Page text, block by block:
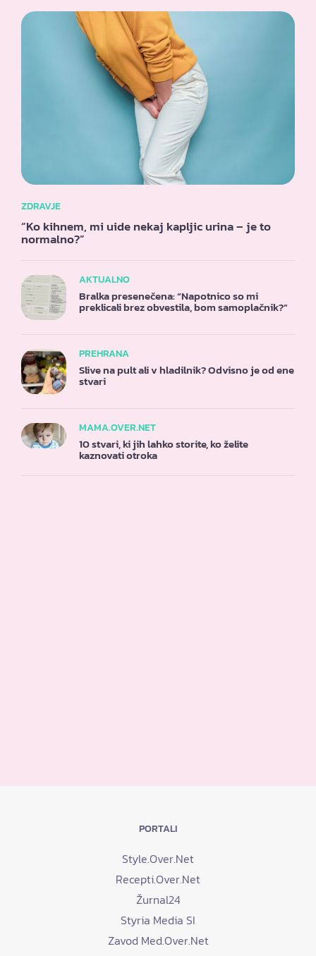
ZDRAVJE
“Ko kihnem, mi uide nekaj kapljic urina – je to
normalno?”
AKTUALNO
Bralka presenečena: “Napotnico so mi
preklicali brez obvestila, bom samoplačnik?”
PREHRANA
Slive na pult ali v hladilnik? Odvisno je od ene
stvari
MAMA.OVER.NET
10 stvari, ki jih lahko storite, ko želite
kaznovati otroka
PORTALI
Style.Over.Net
Recepti.Over.Net
Žurnal24
Styria Media SI
Zavod Med.Over.Net